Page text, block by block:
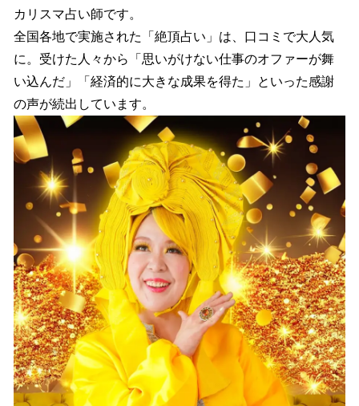
カリスマ占い師です。
全国各地で実施された「絶頂占い」は、口コミで大人気
に。受けた人々から「思いがけない仕事のオファーが舞
い込んだ」「経済的に大きな成果を得た」といった感謝
の声が続出しています。